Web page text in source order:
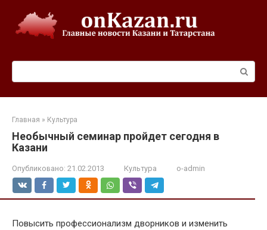
контенту
Главная » Культура
Необычный семинар пройдет сегодня в
Казани
Опубликовано: 21.02.2013 Культура o-admin
Повысить профессионализм дворников и изменить